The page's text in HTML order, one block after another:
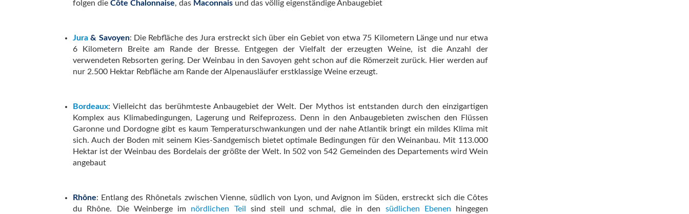
folgen die Côte Chalonnaise, das Maconnais und das völlig eigenständige Anbaugebiet
Jura & Savoyen: Die Rebfläche des Jura erstreckt sich über ein Gebiet von etwa 75 Kilometern Länge und nur etwa
6 Kilometern Breite am Rande der Bresse. Entgegen der Vielfalt der erzeugten Weine, ist die Anzahl der
verwendeten Rebsorten gering. Der Weinbau in den Savoyen geht schon auf die Römerzeit zurück. Hier werden auf
nur 2.500 Hektar Rebfläche am Rande der Alpenausläufer erstklassige Weine erzeugt.
Bordeaux: Vielleicht das berühmteste Anbaugebiet der Welt. Der Mythos ist entstanden durch den einzigartigen
Komplex aus Klimabedingungen, Lagerung und Reifeprozess. Denn in den Anbaugebieten zwischen den Flüssen
Garonne und Dordogne gibt es kaum Temperaturschwankungen und der nahe Atlantik bringt ein mildes Klima mit
sich. Auch der Boden mit seinem Kies-Sandgemisch bietet optimale Bedingungen für den Weinanbau. Mit 113.000
Hektar ist der Weinbau des Bordelais der größte der Welt. In 502 von 542 Gemeinden des Departements wird Wein
angebaut
Rhône: Entlang des Rhônetals zwischen Vienne, südlich von Lyon, und Avignon im Süden, erstreckt sich die Côtes
du Rhône. Die Weinberge im nördlichen Teil sind steil und schmal, die in den südlichen Ebenen hingegen